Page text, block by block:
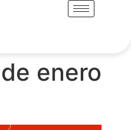
enero